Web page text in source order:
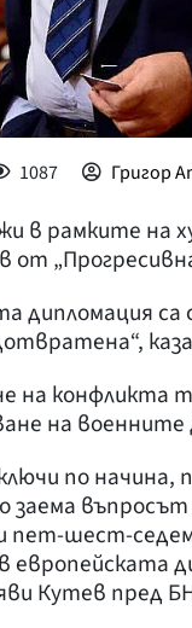
1087 Григор
в рамките на
дипломация са
на конфликта
на
по начина,
шест-
европейската
Кутев пред